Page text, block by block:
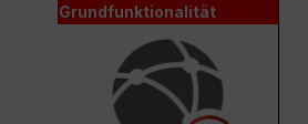
Grundfunktionalität